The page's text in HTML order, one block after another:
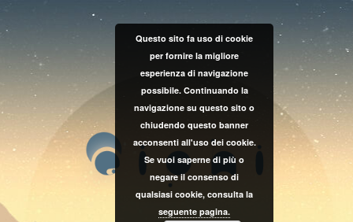
Questo sito fa uso di cookie
per fornire la migliore
esperienza di navigazione
possibile. Continuando la
navigazione su questo sito o
chiudendo questo banner
acconsenti all'uso dei cookie.
Se vuoi saperne di più o
negare il consenso di
qualsiasi cookie, consulta la
seguente pagina.